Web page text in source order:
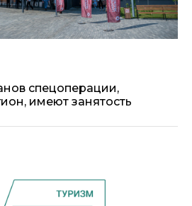
спецоперации,
имеют занятость